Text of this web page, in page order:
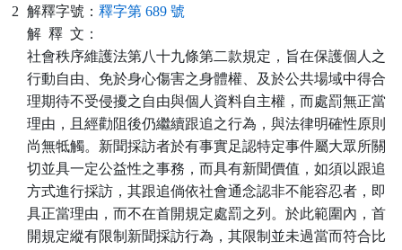
2 解釋字號： 釋字第 689 號
解 釋 文：
社會秩序維護法第八十九條第二款規定，旨在保護個人之
行動自由、免於身心傷害之身體權、及於公共場域中得合
理期待不受侵擾之自由與個人資料自主權，而處罰無正當
理由，且經勸阻後仍繼續跟追之行為，與法律明確性原則
尚無牴觸。新聞採訪者於有事實足認特定事件屬大眾所關
切並具一定公益性之事務，而具有新聞價值，如須以跟追
方式進行採訪，其跟追倘依社會通念認非不能容忍者，即
具正當理由，而不在首開規定處罰之列。於此範圍內，首
開規定縱有限制新聞採訪行為，其限制並未過當而符合比